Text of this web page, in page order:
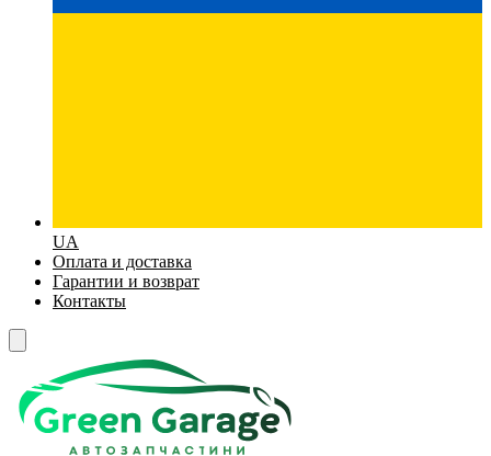
UA
Оплата и доставка
Гарантии и возврат
Контакты